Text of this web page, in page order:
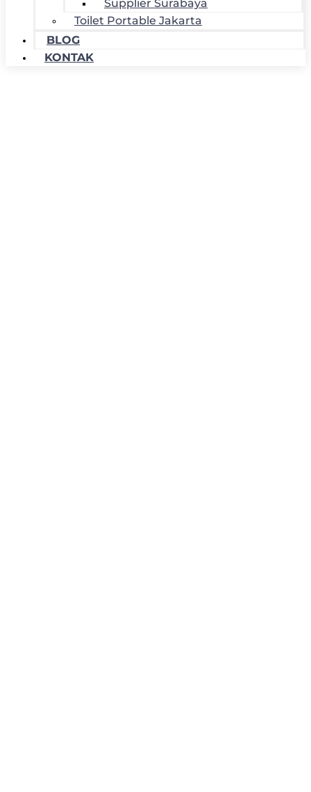
Supplier Surabaya
Toilet Portable Jakarta
BLOG
KONTAK